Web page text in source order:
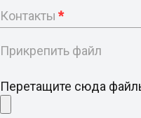
Контакты *
Прикрепить файл
Перетащите сюда